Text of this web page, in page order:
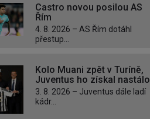
Castro novou posilou AS
Řím
4. 8. 2026 – AS Řím dotáhl
přestup...
Kolo Muani zpět v Turíně,
Juventus ho získal nastálo
3. 8. 2026 – Juventus dále ladí
kádr...